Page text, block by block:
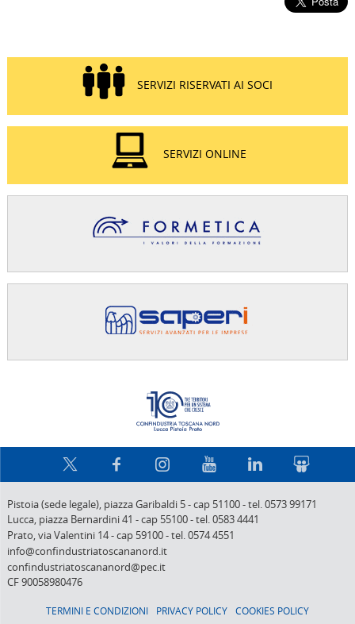
SERVIZI RISERVATI AI SOCI
SERVIZI ONLINE
Pistoia (sede legale), piazza Garibaldi 5-cap 51100-tel. 0573 99171
Lucca, piazza Bernardini 41 -cap 55100-tel. 0583 4441
Prato,via Valentini 14-cap 59100-tel. 0574 4551
info@confindustriatoscananord.it
confindustriatoscananord@pec.it
CF 90058980476
TERMINI E CONDIZIONI PRIVACY POLICY COOKIES POLICY